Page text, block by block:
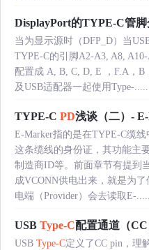
DisplayPort的TYPE-C管脚
当为显示源时（DFP_D）当
TYPE-C的引脚A2-A3, A8,
配置成 A, B, C, D, E ，F.A，B
及USB适配器一起使用Type-
TYPE-C PD浅谈（二）-
E-Marker指的是在TYPE-C缆
这条缆线的身份证，其功能主
制造商ID等。前面章节有提到
成VCONN供电出来，就是为
电端（Provider）会去读取E-
USB Type-C配置通道（
USB Type-C定义了CC pin，理